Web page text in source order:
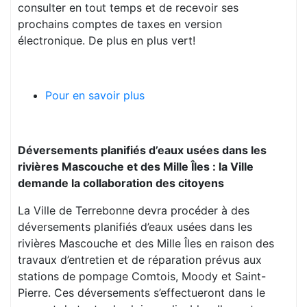
consulter en tout temps et de recevoir ses
prochains comptes de taxes en version
électronique. De plus en plus vert!
Pour en savoir plus
Déversements planifiés d’eaux usées dans les
rivières Mascouche et des Mille Îles : la Ville
demande la collaboration des citoyens
La Ville de Terrebonne devra procéder à des
déversements planifiés d’eaux usées dans les
rivières Mascouche et des Mille Îles en raison des
travaux d’entretien et de réparation prévus aux
stations de pompage Comtois, Moody et Saint-
Pierre. Ces déversements s’effectueront dans le